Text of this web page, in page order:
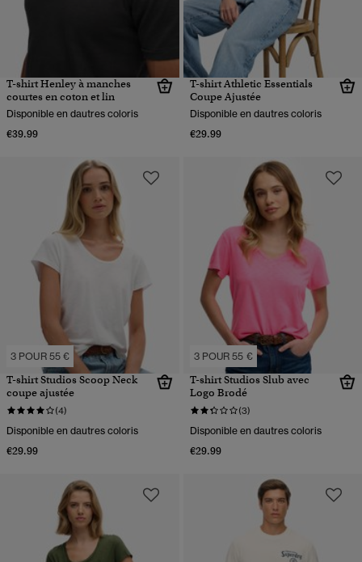
T-shirt Henley à manches
courtes en coton et lin
Disponible en dautres coloris
€39.99
T-shirt Athletic Essentials
Coupe Ajustée
Disponible en dautres coloris
€29.99
3 POUR 55 €
T-shirt Studios Scoop Neck
coupe ajustée
(4)
Disponible en dautres coloris
€29.99
3 POUR 55 €
T-shirt Studios Slub avec
Logo Brodé
(3)
Disponible en dautres coloris
€29.99